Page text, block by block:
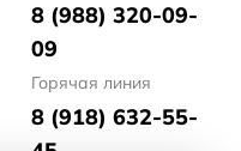
8 (988) 320-09-
09
Горячая линия
8 (918) 632-55-